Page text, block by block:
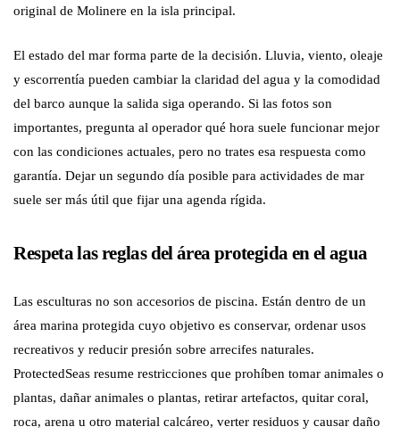
original de Molinere en la isla principal.
El estado del mar forma parte de la decisión. Lluvia, viento, oleaje
y escorrentía pueden cambiar la claridad del agua y la comodidad
del barco aunque la salida siga operando. Si las fotos son
importantes, pregunta al operador qué hora suele funcionar mejor
con las condiciones actuales, pero no trates esa respuesta como
garantía. Dejar un segundo día posible para actividades de mar
suele ser más útil que fijar una agenda rígida.
Respeta las reglas del área protegida en el agua
Las esculturas no son accesorios de piscina. Están dentro de un
área marina protegida cuyo objetivo es conservar, ordenar usos
recreativos y reducir presión sobre arrecifes naturales.
ProtectedSeas resume restricciones que prohíben tomar animales o
plantas, dañar animales o plantas, retirar artefactos, quitar coral,
roca, arena u otro material calcáreo, verter residuos y causar daño